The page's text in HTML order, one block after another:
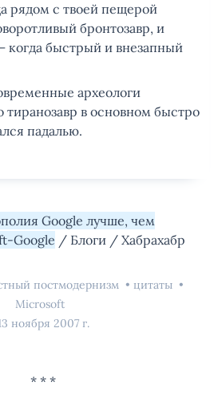
рядом с твоей пещерой
бронтозавр, и
когда быстрый и внезапный
археологи
тиранозавр в основном быстро
падалью.
Google лучше, чем
Google / Блоги / Хабрахабр
постмодернизм
цитаты
Microsoft
ноября 2007 г.